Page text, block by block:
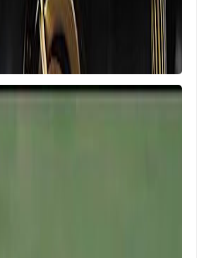
Egypt
3 صفقات جديدة فى تشكيلة
لمباراة باتشوكا الودية